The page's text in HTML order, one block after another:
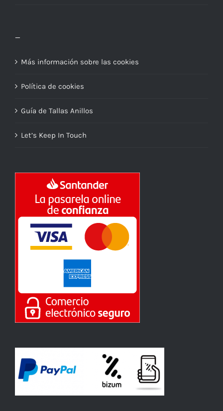
_
Más información sobre las cookies
Política de cookies
Guía de Tallas Anillos
Let’s Keep In Touch